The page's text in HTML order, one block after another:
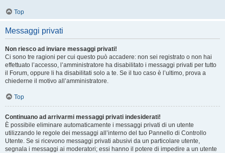
Top
Messaggi privati
Non riesco ad inviare messaggi privati!
Ci sono tre ragioni per cui questo può accadere: non sei registrato o non hai
effettuato l’accesso, l’amministratore ha disabilitato i messaggi privati per tutto
il Forum, oppure li ha disabilitati solo a te. Se il tuo caso è l’ultimo, prova a
chiederne il motivo all’amministratore.
Top
Continuano ad arrivarmi messaggi privati indesiderati!
È possibile eliminare automaticamente i messaggi privati ​​di un utente
utilizzando le regole dei messaggi all’interno del tuo Pannello di Controllo
Utente. Se si ricevono messaggi privati ​​abusivi da un particolare utente,
segnala i messaggi ai moderatori; essi hanno il potere di impedire a un utente